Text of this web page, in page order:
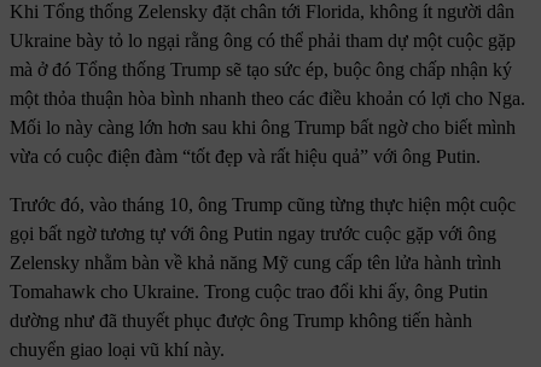
Khi Tổng thống Zelensky đặt chân tới Florida, không ít người dân
Ukraine bày tỏ lo ngại rằng ông có thể phải tham dự một cuộc gặp
mà ở đó Tổng thống Trump sẽ tạo sức ép, buộc ông chấp nhận ký
một thỏa thuận hòa bình nhanh theo các điều khoản có lợi cho Nga.
Mối lo này càng lớn hơn sau khi ông Trump bất ngờ cho biết mình
vừa có cuộc điện đàm “tốt đẹp và rất hiệu quả” với ông Putin.
Trước đó, vào tháng 10, ông Trump cũng từng thực hiện một cuộc
gọi bất ngờ tương tự với ông Putin ngay trước cuộc gặp với ông
Zelensky nhằm bàn về khả năng Mỹ cung cấp tên lửa hành trình
Tomahawk cho Ukraine. Trong cuộc trao đổi khi ấy, ông Putin
dường như đã thuyết phục được ông Trump không tiến hành
chuyển giao loại vũ khí này.